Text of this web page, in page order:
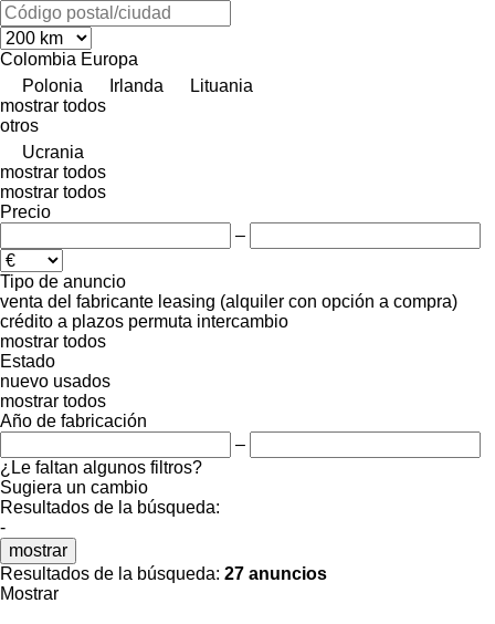
Colombia Europa
Polonia
Irlanda
Lituania
mostrar todos
otros
Ucrania
mostrar todos
mostrar todos
Precio
–
Tipo de anuncio
venta del fabricante leasing (alquiler con opción a compra)
crédito a plazos permuta intercambio
mostrar todos
Estado
nuevo usados
mostrar todos
Año de fabricación
–
¿Le faltan algunos filtros?
Sugiera un cambio
Resultados de la búsqueda:
-
mostrar
Resultados de la búsqueda: 27 anuncios
Mostrar